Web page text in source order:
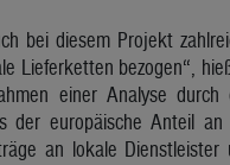
bei diesem Projekt
Lieferketten bezogen“,
einer Analyse durch
der europäische Anteil an
an lokale Dienstleister